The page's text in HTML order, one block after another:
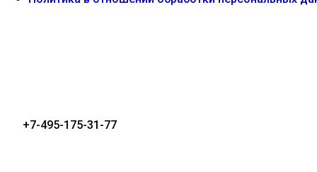
+7-495-175-31-77